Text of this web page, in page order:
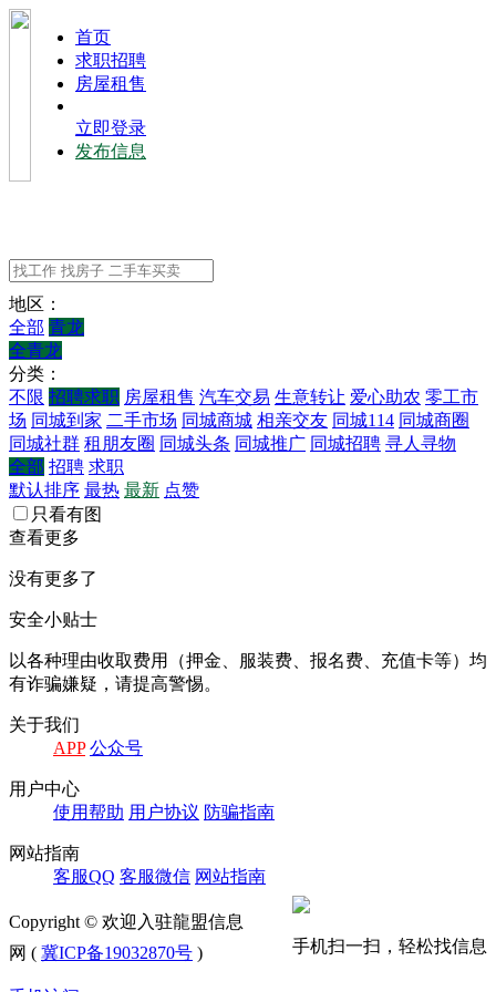
⾸⻚
求职招聘
房屋租售
立即登录
发布信息
地区：
全部 青龙
全青龙
分类：
不限 招聘求职 房屋租售 汽车交易 生意转让 爱心助农 零工市
场 同城到家 二手市场 同城商城 相亲交友 同城114 同城商圈
同城社群 租朋友圈 同城头条 同城推广 同城招聘 寻人寻物
全部 招聘 求职
默认排序 最热 最新 点赞
只看有图
查看更多
没有更多了
安全小贴士
以各种理由收取费⽤（押⾦、服装费、报名费、充值卡等）均
有诈骗嫌疑，请提⾼警惕。
关于我们
APP 公众号
⽤户中⼼
使⽤帮助 ⽤户协议 防骗指南
⽹站指南
客服QQ 客服微信 ⽹站指南
手机扫一扫，轻松找信息
Copyright © 欢迎入驻龍盟信息
网 ( 冀ICP备19032870号 )